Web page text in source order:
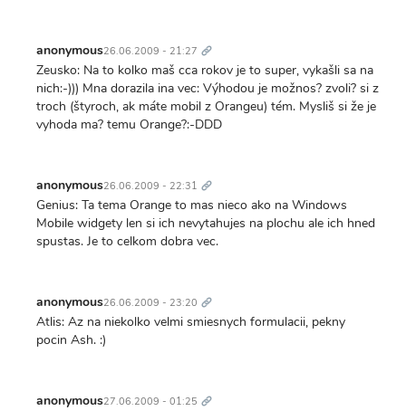
anonymous26.06.2009 - 21:27 odkaz
Zeusko: Na to kolko maš cca rokov je to super, vykašli sa na
nich:-))) Mna dorazila ina vec: Výhodou je možnos? zvoli? si z
troch (štyroch, ak máte mobil z Orangeu) tém. Mysliš si že je
vyhoda ma? temu Orange?:-DDD
anonymous26.06.2009 - 22:31 odkaz
Genius: Ta tema Orange to mas nieco ako na Windows
Mobile widgety len si ich nevytahujes na plochu ale ich hned
spustas. Je to celkom dobra vec.
anonymous26.06.2009 - 23:20 odkaz
Atlis: Az na niekolko velmi smiesnych formulacii, pekny
pocin Ash. :)
anonymous27.06.2009 - 01:25 odkaz